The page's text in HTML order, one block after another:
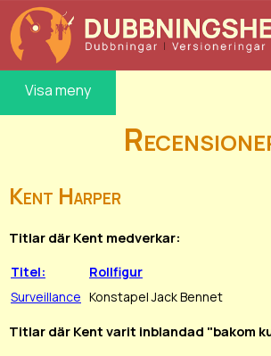
Visa meny
Kent Harper
Titlar där Kent medverkar:
Titel:
Rollfigur
Surveillance Konstapel Jack Bennet
Titlar där Kent varit inblandad "bakom